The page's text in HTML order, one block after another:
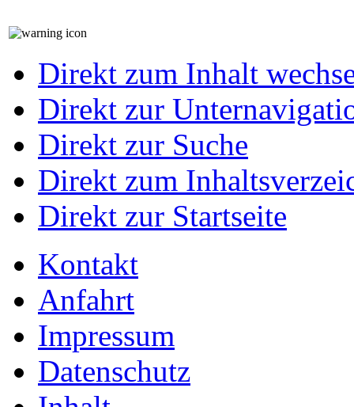
Direkt zum Inhalt
Direkt zur
Direkt zur Suche
Direkt zum
Direkt zur Startseite
Kontakt
Anfahrt
Impressum
Datenschutz